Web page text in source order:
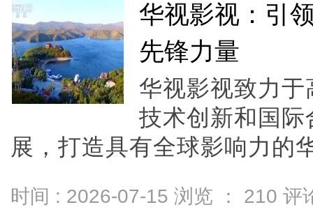
华视影视：引
先锋力量
华视影视致力
技术创新和国
展，打造具有全球影响力的
时间 : 2026-07-15 浏览 ： 210 评